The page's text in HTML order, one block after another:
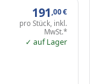
191,00€
pro Stück, inkl.
MwSt.*
✓ auf Lager